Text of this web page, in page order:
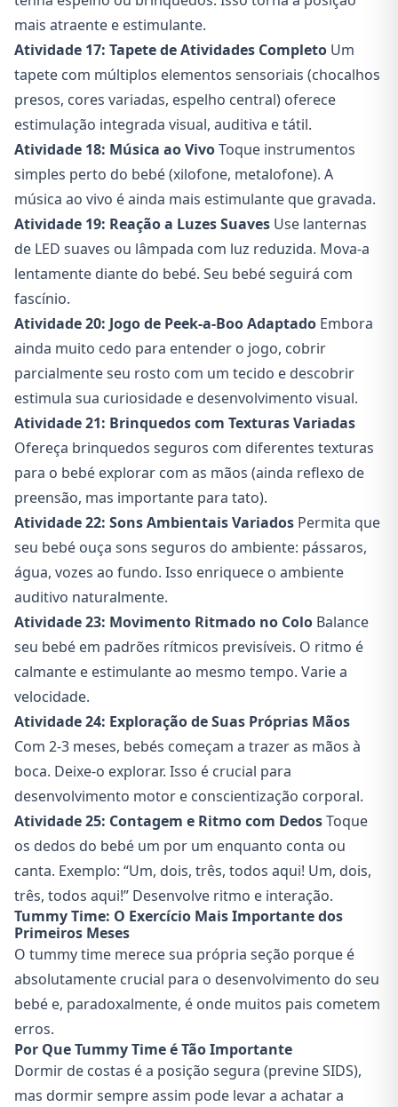
mais atraente e estimulante.
Atividade 17: Tapete de Atividades Completo Um
tapete com múltiplos elementos sensoriais (chocalhos
presos, cores variadas, espelho central) oferece
estimulação integrada visual, auditiva e tátil.
Atividade 18: Música ao VivoToque instrumentos
simples perto do bebé (xilofone, metalofone). A
música ao vivo é ainda mais estimulante que gravada.
Atividade 19: Reação a Luzes Suaves Use lanternas
de LED suaves ou lâmpada com luz reduzida. Mova-a
lentamente diante do bebé. Seu bebé seguirá com
fascínio.
Atividade 20: Jogo de Peek-a-Boo Adaptado Embora
ainda muito cedo para entender o jogo, cobrir
parcialmente seu rosto com um tecido e descobrir
estimula sua curiosidade e desenvolvimento visual.
Atividade 21: Brinquedos com Texturas Variadas
Ofereça brinquedos seguros com diferentes texturas
para o bebé explorar com as mãos (ainda reflexo de
preensão, mas importante para tato).
Atividade 22: Sons Ambientais Variados Permita que
seu bebé ouça sons seguros do ambiente: pássaros,
água, vozes ao fundo. Isso enriquece o ambiente
auditivo naturalmente.
Atividade 23: Movimento Ritmado no Colo Balance
seu bebé em padrões rítmicos previsíveis. O ritmo é
calmante e estimulante ao mesmo tempo. Varie a
velocidade.
Atividade 24: Exploração de Suas Próprias Mãos
Com 2-3 meses, bebés começam a trazer as mãos à
boca. Deixe-o explorar. Isso é crucial para
desenvolvimento motor e conscientização corporal.
Atividade 25: Contagem e Ritmo com DedosToque
os dedos do bebé um por um enquanto conta ou
canta. Exemplo: “Um, dois, três, todos aqui! Um, dois,
três, todos aqui!” Desenvolve ritmo e interação.
Tummy Time: O Exercício Mais Importante dos
Primeiros Meses
O tummy time merece sua própria seção porque é
absolutamente crucial para o desenvolvimento do seu
bebé e, paradoxalmente, é onde muitos pais cometem
erros.
Por Que Tummy Time é Tão Importante
Dormir de costas é a posição segura (previne SIDS),
mas dormir sempre assim pode levar a achatar a